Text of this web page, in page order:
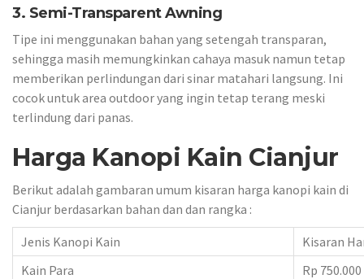
3. Semi-Transparent Awning
Tipe ini menggunakan bahan yang setengah transparan,
sehingga masih memungkinkan cahaya masuk namun tetap
memberikan perlindungan dari sinar matahari langsung. Ini
cocok untuk area outdoor yang ingin tetap terang meski
terlindung dari panas.
Harga Kanopi Kain Cianjur
Berikut adalah gambaran umum kisaran harga kanopi kain di
Cianjur berdasarkan bahan dan dan rangka :
Jenis Kanopi Kain
Kisaran
Kain Para
Rp